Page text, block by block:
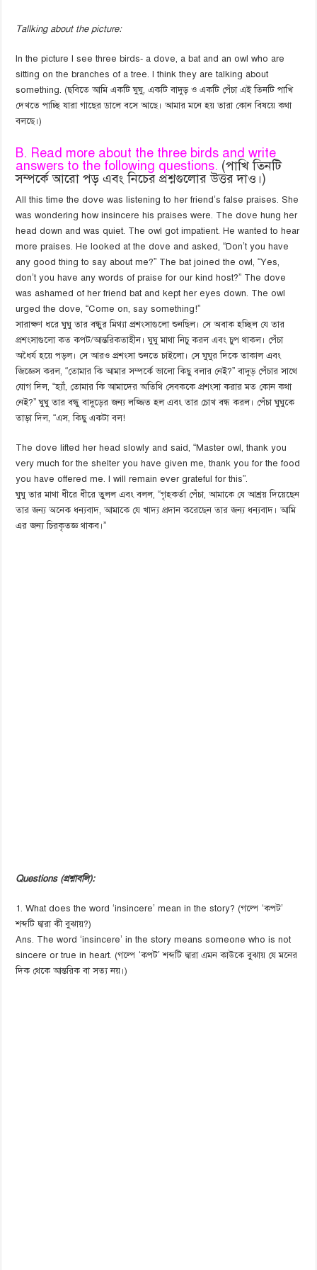
Tallking about the picture:
In the picture I see three birds- a dove, a bat and an owl who are
sitting on the branches of a tree. I think they are talking about
something. (ছবিতে আমি একটি ঘুঘু, একটি বাদুড় ও একটি পেঁচা এই তিনটি পাখি
দেখতে পাচ্ছি যারা গাছের ডালে বসে আছে। আমার মনে হয় তারা কোন বিষয়ে কথা
বলছে।)
B. Read more about the three birds and write
answers to the following questions. (পাখি তিনটি
সম্পর্কে আরো পড় এবং নিচের প্রশ্নগুলোর উত্তর দাও।)
All this time the dove was listening to her friend’s false praises. She
was wondering how insincere his praises were. The dove hung her
head down and was quiet. The owl got impatient. He wanted to hear
more praises. He looked at the dove and asked, “Don’t you have
any good thing to say about me?” The bat joined the owl, “Yes,
don’t you have any words of praise for our kind host?” The dove
was ashamed of her friend bat and kept her eyes down. The owl
urged the dove, “Come on, say something!”
সারাক্ষণ ধরে ঘুঘু তার বন্ধুর মিথ্যা প্রশংসাগুলো শুনছিল। সে অবাক হচ্ছিল যে তার
প্রশংসাগুলো কত কপট/আন্তরিকতাহীন। ঘুঘু মাথা নিচু করল এবং চুপ থাকল। পেঁচা
অধৈর্য হয়ে পড়ল। সে আরও প্রশংসা শুনতে চাইলো। সে ঘুঘুর দিকে তাকাল এবং
জিজ্ঞেস করল, “তোমার কি আমার সম্পর্কে ভালো কিছু বলার নেই?” বাদুড় পেঁচার সাথে
যোগ দিল, “হ্যাঁ, তোমার কি আমাদের অতিথি সেবককে প্রশংসা করার মত কোন কথা
নেই?” ঘুঘু তার বন্ধু বাদুড়ের জন্য লজ্জিত হল এবং তার চোখ বন্ধ করল। পেঁচা ঘুঘুকে
তাড়া দিল, “এস, কিছু একটা বল!
The dove lifted her head slowly and said, “Master owl, thank you
very much for the shelter you have given me, thank you for the food
you have offered me. I will remain ever grateful for this”.
ঘুঘু তার মাথা ধীরে ধীরে তুলল এবং বলল, “গৃহকর্তা পেঁচা, আমাকে যে আশ্রয় দিয়েছেন
তার জন্য অনেক ধন্যবাদ, আমাকে যে খাদ্য প্রদান করেছেন তার জন্য ধন্যবাদ। আমি
এর জন্য চিরকৃতজ্ঞ থাকব।”
Questions (প্রশ্নাবলি):
1. What does the word ‘insincere’ mean in the story? (গল্পে ‘কপট’
শব্দটি দ্বারা কী বুঝায়?)
Ans. The word ‘insincere’ in the story means someone who is not
sincere or true in heart. (গল্পে ‘কপট’ শব্দটি দ্বারা এমন কাউকে বুঝায় যে মনের
দিক থেকে আন্তরিক বা সত্য নয়।)